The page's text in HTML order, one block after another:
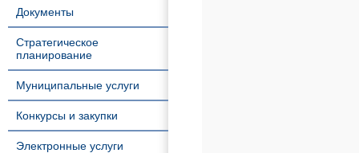
Документы
Стратегическое
планирование
Муниципальные услуги
Конкурсы и закупки
Электронные услуги